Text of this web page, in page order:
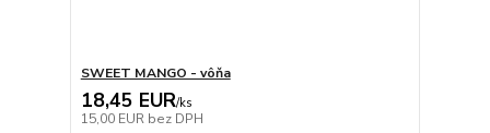
SWEET MANGO - vôňa
18,45 EUR/ks
15,00 EUR bez DPH